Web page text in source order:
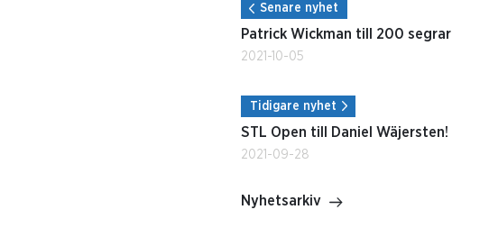
Senare nyhet
Patrick Wickman till 200 segrar
2021-10-05
Tidigare nyhet
STL Open till Daniel Wäjersten!
2021-09-28
Nyhetsarkiv